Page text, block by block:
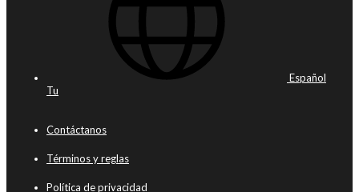
Español
Tu
Contáctanos
Términos y reglas
Política de privacidad